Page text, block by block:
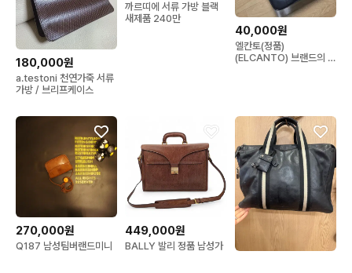
180,000원
a.testoni 천연가죽 서류
가방 / 브리프케이스
까르띠에 서류 가방 블랙
새제품 240만
40,000원
엘칸토(정품)
(ELCANTO) 브랜드의 남
270,000원
Q187 남성팀버랜드미니
449,000원
BALLY 발리 정품 남성가